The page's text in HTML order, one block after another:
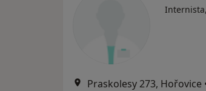
Praskolesy 273, Hořovice